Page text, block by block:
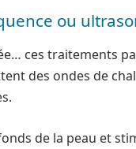
ou
ces traitements
des ondes de
de la peau et